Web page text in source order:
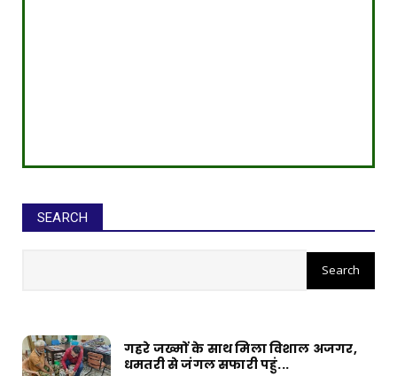
SEARCH
सीईओ ने घोटाले कर बनाई करोड़ों की
गहरे जख्मों के साथ मिला विशाल अजगर,
धमतरी से जंगल सफारी पहुं...